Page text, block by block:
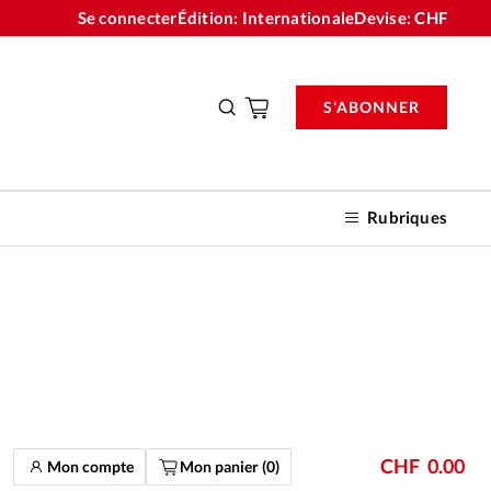
Se connecterÉdition: InternationaleDevise:CHF
Rubriques
S'ABONNER
Mon compte Mon panier (0) CHF 0.00